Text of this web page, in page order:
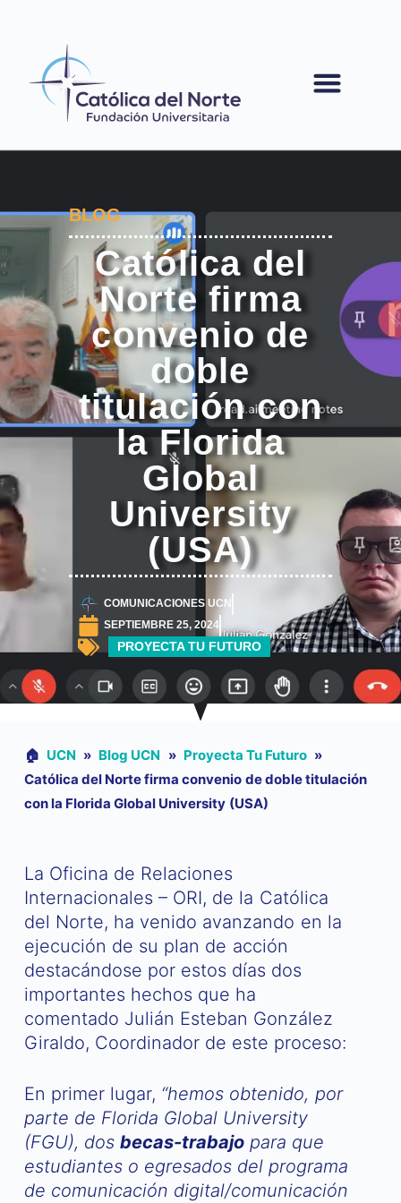
BLOG
Católica del
Norte firma
convenio de
doble
titulación con
la Florida
Global
University
(USA)
COMUNICACIONES UCN
SEPTIEMBRE 25, 2024
PROYECTA TU FUTURO
🏠︎ UCN » Blog UCN » Proyecta Tu Futuro »
Católica del Norte firma convenio de doble titulación
con la Florida Global University (USA)
La Oficina de Relaciones
Internacionales – ORI, de la Católica
del Norte, ha venido avanzando en la
ejecución de su plan de acción
destacándose por estos días dos
importantes hechos que ha
comentado Julián Esteban González
Giraldo, Coordinador de este proceso:
En primer lugar, “hemos obtenido, por
parte de Florida Global University
(FGU), dosbecas-trabajo para que
estudiantes o egresados del programa
de comunicación digital/comunicación